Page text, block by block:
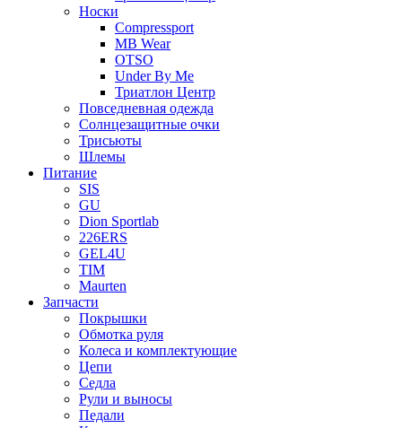
Носки
Compressport
MB Wear
OTSO
Under By Me
Триатлон Центр
Повседневная одежда
Солнцезащитные очки
Трисьюты
Шлемы
Питание
SIS
GU
Dion Sportlab
226ERS
GEL4U
TIM
Maurten
Запчасти
Покрышки
Обмотка руля
Колеса и комплектующие
Цепи
Седла
Рули и выносы
Педали